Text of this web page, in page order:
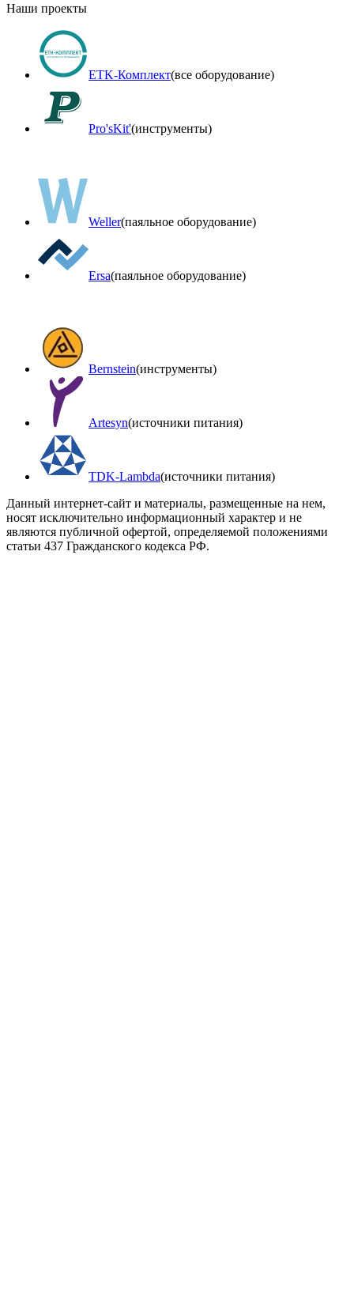
Наши проекты
ETK-Комплект(все оборудование)
Pro'sKit'(инструменты)
Weller(паяльное оборудование)
Ersa(паяльное оборудование)
Bernstein(инструменты)
Artesyn(источники питания)
TDK-Lambda(источники питания)
Данный интернет-сайт и материалы, размещенные на нем,
носят исключительно информационный характер и не
являются публичной офертой, определяемой положениями
статьи 437 Гражданского кодекса РФ.